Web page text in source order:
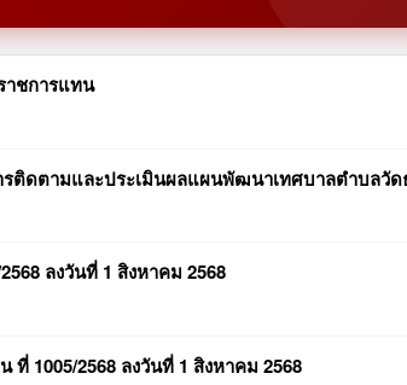
าชการแทน
รติดตามและประเมินผลแผนพัฒนาเทศบาลตำบลวั
ลงวันที่ 1 สิงหาคม 2568
1005/2568 ลงวันที่ 1 สิงหาคม 2568